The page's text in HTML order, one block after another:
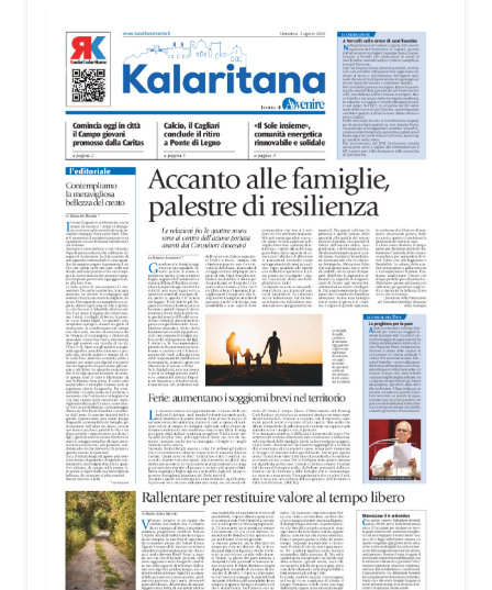
con disabilità nelle attività dell’OAMI al supporto nei
centri di accoglienza per migranti, dove
contribuiscono anche alla cura degli spazi comuni.
«Prendersi cura degli ambienti significa favorire
accoglienza e dignità», racconta Alessandro
Adimari.
Tra i partecipanti anche i seminaristi, impegnati
accanto agli anziani della casa di riposo Cristo Re.
«Un’esperienza di crescita umana e spirituale che
rafforza la vocazione al servizio», sottolinea
Cristiano Pani.
Il programma dedica spazio anche ai temi della
pace e della cooperazione nel Mediterraneo. Oggi
pomeriggio, alla Mediateca del Mediterraneo
(MEM), l’incontro con l’arcivescovo monsignor
Giuseppe Baturi ha approfondito il ruolo dei giovani
nella costruzione di ponti tra culture e popoli, con
un confronto inserito nel percorso “Cagliari Città
della Pace e del Mediterraneo”, progetto che
promuove il dialogo e la collaborazione tra le